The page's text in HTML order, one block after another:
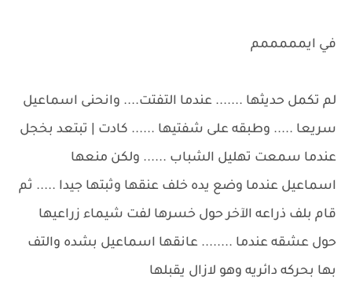
في ايمممممم
لم تكمل حديثها ....... عندما التفتت.... وانحنى اسماعيل
سريعا ..... وطبقه على شفتيها ...... كادت | تبتعد بخجل
عندما سمعت تهليل الشباب ...... ولكن منعها
اسماعيل عندما وضع يده خلف عنقها وثبتها جيدا ..... ثم
قام بلف ذراعه الآخر حول خسرها لفت شيماء زراعيها
حول عشقه عندما ........ عانقها اسماعيل بشده والتف
بها بحركه دائريه وهو لازال يقبلها